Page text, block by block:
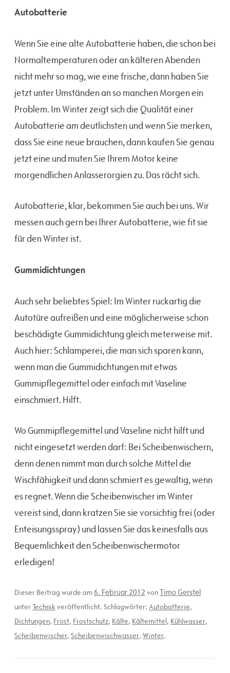
Autobatterie
Wenn Sie eine alte Autobatterie haben, die schon bei
Normaltemperaturen oder an kälteren Abenden
nicht mehr so mag, wie eine frische, dann haben Sie
jetzt unter Umständen an so manchen Morgen ein
Problem. Im Winter zeigt sich die Qualität einer
Autobatterie am deutlichsten und wenn Sie merken,
dass Sie eine neue brauchen, dann kaufen Sie genau
jetzt eine und muten Sie Ihrem Motor keine
morgendlichen Anlasserorgien zu. Das rächt sich.
Autobatterie, klar, bekommen Sie auch bei uns. Wir
messen auch gern bei Ihrer Autobatterie, wie fit sie
für den Winter ist.
Gummidichtungen
Auch sehr beliebtes Spiel: Im Winter ruckartig die
Autotüre aufreißen und eine möglicherweise schon
beschädigte Gummidichtung gleich meterweise mit.
Auch hier: Schlamperei, die man sich sparen kann,
wenn man die Gummidichtungen mit etwas
Gummipflegemittel oder einfach mit Vaseline
einschmiert. Hilft.
Wo Gummipflegemittel und Vaseline nicht hilft und
nicht eingesetzt werden darf: Bei Scheibenwischern,
denn denen nimmt man durch solche Mittel die
Wischfähigkeit und dann schmiert es gewaltig, wenn
es regnet. Wenn die Scheibenwischer im Winter
vereist sind, dann kratzen Sie sie vorsichtig frei (oder
Enteisungsspray) und lassen Sie das keinesfalls aus
Bequemlichkeit den Scheibenwischermotor
erledigen!
Dieser Beitrag wurde am6. Februar 2012 vonTimo Gerstel
unterTechnikveröffentlicht. Schlagwörter: Autobatterie,
Dichtungen, Frost, Frostschutz, Kälte, Kältemittel, Kühlwasser,
Scheibenwischer, Scheibenwischwasser, Winter.